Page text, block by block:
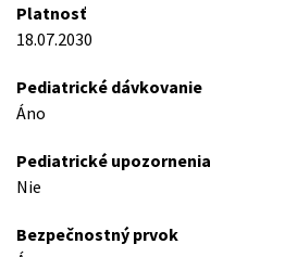
Platnosť
18.07.2030
Pediatrické dávkovanie
Áno
Pediatrické upozornenia
Nie
Bezpečnostný prvok